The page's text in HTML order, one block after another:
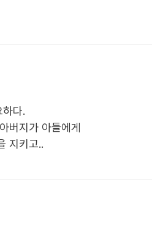
다.
버지가 아들에게
지키고..